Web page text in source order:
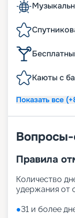
Каюты с
Показать все
Правила
Количество
удержания от
●31 и более